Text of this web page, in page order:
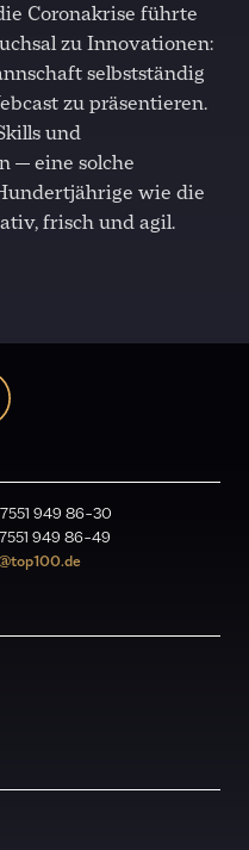
Coronakrise führte
zu Innovationen:
selbstständig
zu präsentieren.
und
— eine solche
wie die
frisch und agil.
949 86 – 30
949 86 – 49